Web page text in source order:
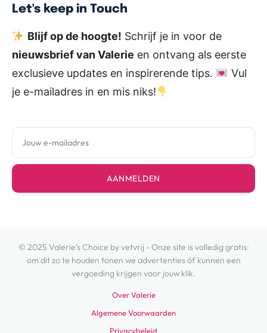
Let's keep in Touch
Blijf op de hoogte! Schrijf je in voor de
nieuwsbrief van Valerie en ontvang als eerste
exclusieve updates en inspirerende tips.
Vul
je e-mailadres in en mis niks!
AANMELDEN
© 2025 Valerie's Choice by vetvrij - Onze site is volledig gratis:
om dit zo te houden tonen we advertenties óf kunnen een
vergoeding krijgen voor jouw klik.
Over Valerie
Algemene Voorwaarden
Privacybeleid